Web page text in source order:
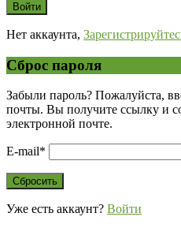
Нет аккаунта,
Сброс пароля
Забыли пароль? Пожалуйста,
почты. Вы получите ссылку и
электронной почте.
E-mail*
Уже есть аккаунт? Войти